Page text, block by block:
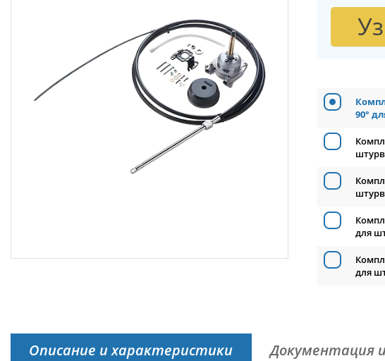
90°
для
для
Описание и характеристики Документация